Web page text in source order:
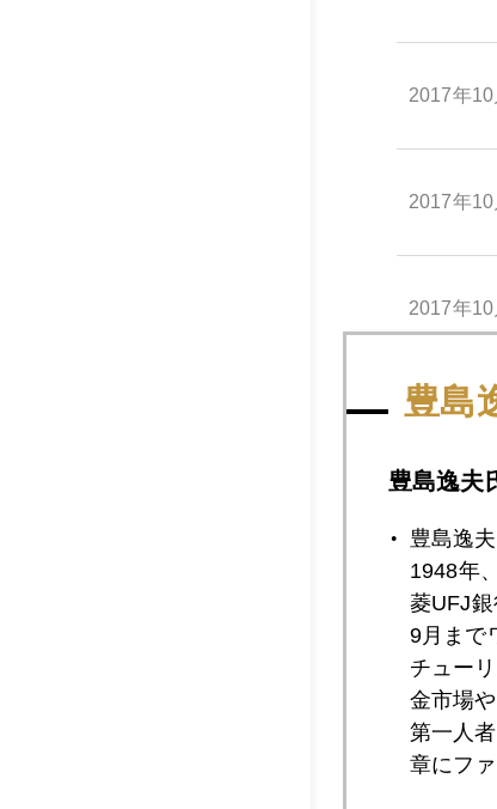
2017年10
2017年10
2017年10
2017年
2017年10
2017年
豊島
豊島逸夫
豊島逸
1948年
菱UFJ
9月まで
チュー
金市場
第一人
章にフ